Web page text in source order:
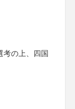
考の上、四国